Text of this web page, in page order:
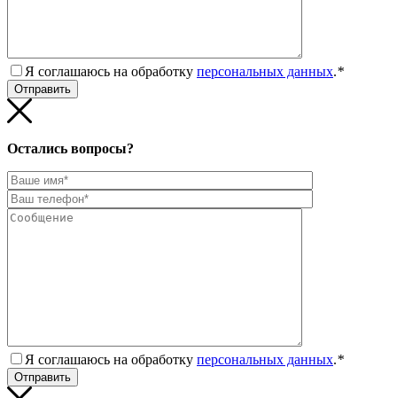
Я соглашаюсь на обработку персональных данных.*
Остались вопросы?
Я соглашаюсь на обработку персональных данных.*